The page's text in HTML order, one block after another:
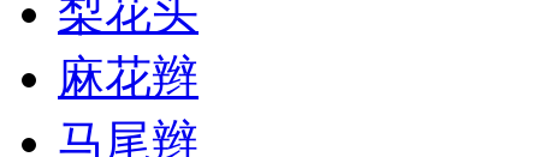
梨花头
麻花辫
马尾辫